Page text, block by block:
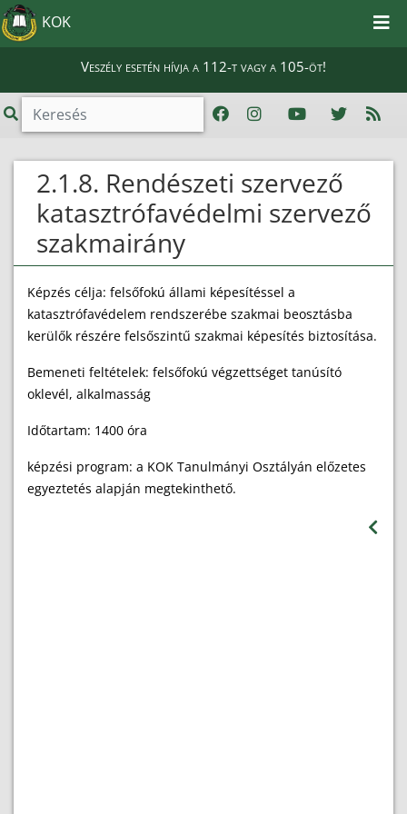
KOK
Veszély esetén hívja a 112-t vagy a 105-öt!
2.1.8. Rendészeti szervező
katasztrófavédelmi szervező
szakmairány
Képzés célja: felsőfokú állami képesítéssel a
katasztrófavédelem rendszerébe szakmai beosztásba
kerülők részére felsőszintű szakmai képesítés biztosítása.
Bemeneti feltételek: felsőfokú végzettséget tanúsító
oklevél, alkalmasság
Időtartam: 1400 óra
képzési program: a KOK Tanulmányi Osztályán előzetes
egyeztetés alapján megtekinthető.